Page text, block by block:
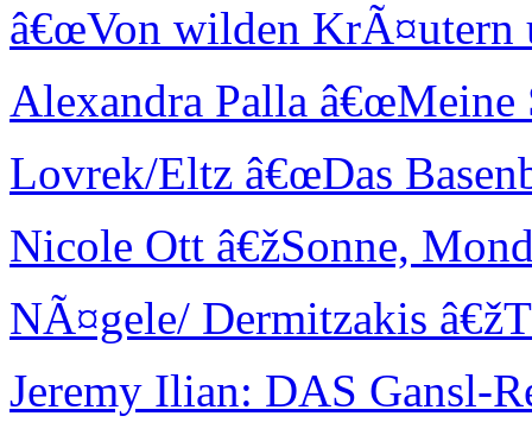
â€œVon wilden KrÃ¤utern
Alexandra Palla
Lovrek/Eltz â€œDas
Nicole Ott â€žSonne,
NÃ¤gele/ Dermitzakis
Jeremy Ilian: DAS Gansl-